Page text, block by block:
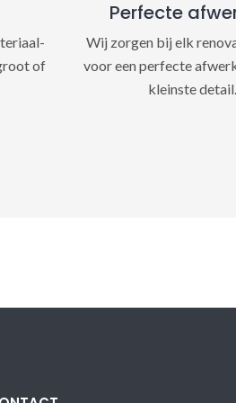
of
Perfecte
Wij zorgen bij elk
voor een perfecte
kleinste detail.